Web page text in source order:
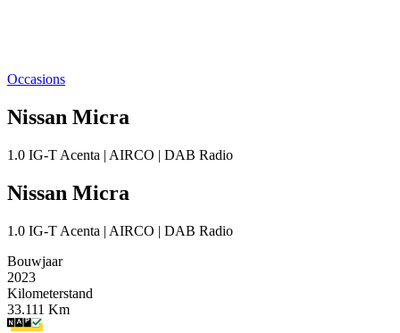
Occasions
Nissan Micra
1.0 IG-T Acenta | AIRCO | DAB Radio
Nissan Micra
1.0 IG-T Acenta | AIRCO | DAB Radio
Bouwjaar
2023
Kilometerstand
33.111 Km